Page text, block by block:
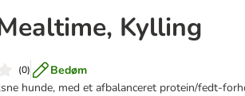
Kylling
(0)
Bedøm
hunde, med et afbalanceret protein/fedt-